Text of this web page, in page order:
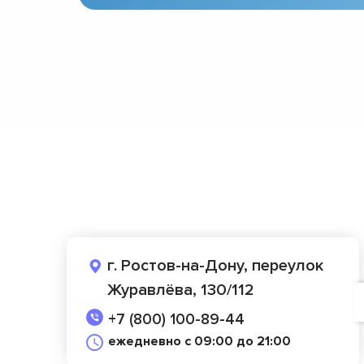
г. Ростов-на-Дону, переулок
Журавлёва, 130/112
+7 (800) 100-89-44
ежедневно с 09:00 до 21:00